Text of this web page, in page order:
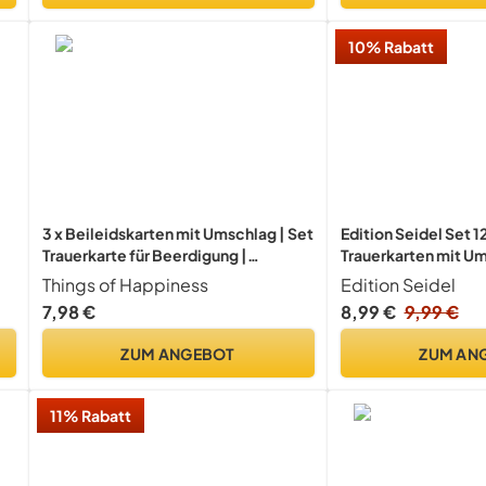
3 x Beileidskarten mit Umschlag | Set
Trauerkarte für Beerdigung |
Premium Karten Anteilnahme |
Klappkarten Beileid bekunden
Glückwunschkarten (Trauer)
Things of Happiness
7,98 €
ZUM ANGEBOT
10% Rabatt
Edition Seidel Set
Trauerkarten mit
Beileidskarten
Klappkarten
Briefumschlag
Edition Seidel
8,99 € 9,99 €
ZUM
11% Rabatt